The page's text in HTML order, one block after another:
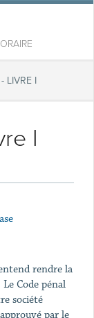
LIVRE I
I
rendre la
Code pénal
société
par le